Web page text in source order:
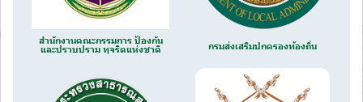
สำนักงานคณะกรรมการ ป้องกัน
และปราบปราม ทุจริตแห่งชาติ
กรมส่งเสริมปกครองท้องถิ่น